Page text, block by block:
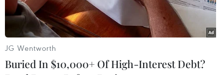
JG Wentworth
Buried In $10,000+ Of High-Interest Debt?